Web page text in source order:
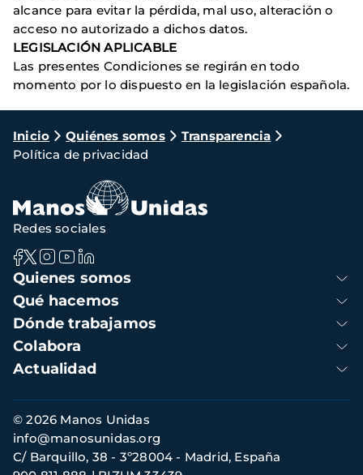
alcance para evitar la pérdida, mal uso, alteración o
acceso no autorizado a dichos datos.
LEGISLACIÓN APLICABLE
Las presentes Condiciones se regirán en todo
momento por lo dispuesto en la legislación española.
Ruta
de
navegación
Inicio Quiénes somos
Transparencia
Política de privacidad
Navegación
principal
Quienes somos
Qué hacemos
Dónde trabajamos
Colabora
Actualidad
Redes sociales
Información
de
contacto
© 2026 Manos Unidas
C/ Barquillo, 38 - 3º28004 - Madrid, España
info@manosunidas.org